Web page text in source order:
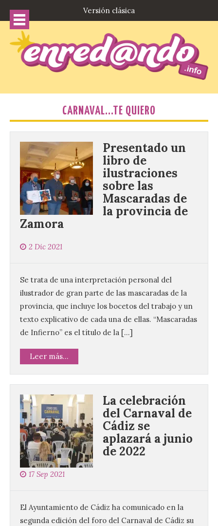
Versión clásica
CARNAVAL...TE QUIERO
Presentado un
libro de
ilustraciones
sobre las
Mascaradas de
la provincia de
Zamora
2 Dic 2021
Se trata de una interpretación personal del
ilustrador de gran parte de las mascaradas de la
provincia, que incluye los bocetos del trabajo y un
texto explicativo de cada una de ellas. “Mascaradas
de Infierno” es el título de la […]
Leer más...
La celebración
del Carnaval de
Cádiz se
aplazará a junio
de 2022
17 Sep 2021
El Ayuntamiento de Cádiz ha comunicado en la
segunda edición del foro del Carnaval de Cádiz su